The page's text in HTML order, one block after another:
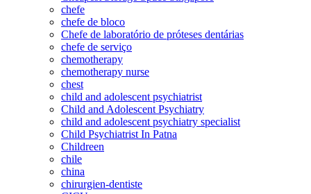
chefe
chefe de bloco
Chefe de laboratório de próteses dentárias
chefe de serviço
chemotherapy
chemotherapy nurse
chest
child and adolescent psychiatrist
Child and Adolescent Psychiatry
child and adolescent psychiatry specialist
Child Psychiatrist In Patna
Childreen
chile
china
chirurgien-dentiste